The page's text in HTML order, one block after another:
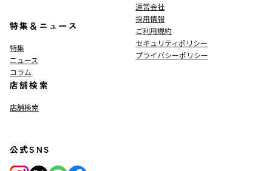
特集＆ニュース
特集
ニュース
コラム
店舗検索
店舗検索
運営会社
採用情報
ご利用規約
セキュリティポリシー
プライバシーポリシー
公式SNS